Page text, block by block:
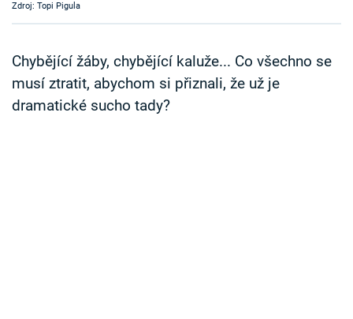
Zdroj: Topi Pigula
Chybějící žáby, chybějící kaluže... Co všechno se
musí ztratit, abychom si přiznali, že už je
dramatické sucho tady?